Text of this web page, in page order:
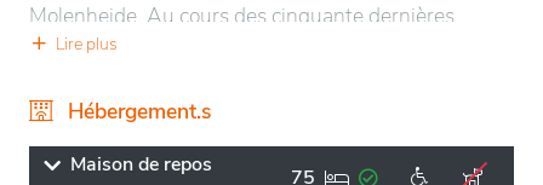
Molenheide. Au cours des cinquante dernières
années, l’ancien Château Molenheide a subi
un centre de soins résidentiels avec 150 logements,
tout en conservant l’atmosphère chaleureuse
d’antan.
Lire plus
Hébergement.s
Maison de repos 75